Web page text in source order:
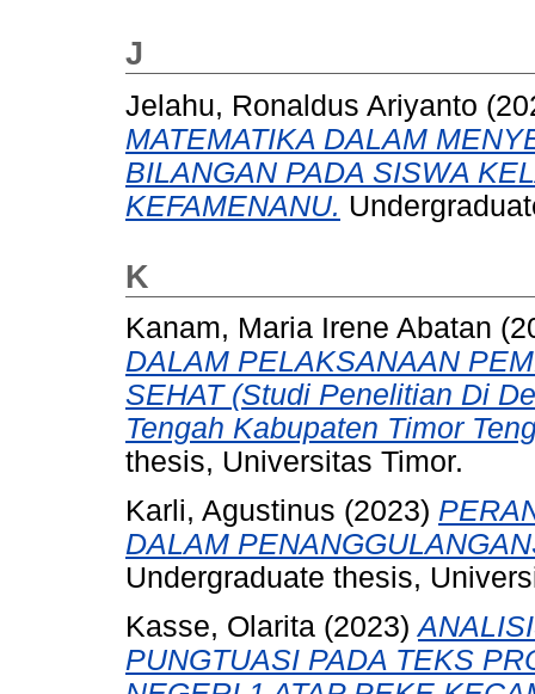
J
Jelahu, Ronaldus Ariyanto
MATEMATIKA DALAM
BILANGAN PADA SISWA
KEFAMENANU.
K
Kanam, Maria Irene Abatan
DALAM PELAKSANAAN
SEHAT (Studi Penelitian Di
Tengah Kabupaten Timor
thesis, Universitas Timor.
Karli, Agustinus (2023)
DALAM
Undergraduate thesis,
Kasse, Olarita (2023)
PUNGTUASI PADA TEKS